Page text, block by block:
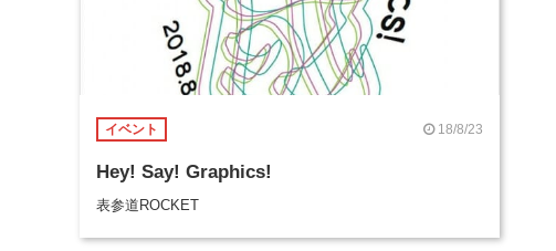
イベント 18/8/23
Hey! Say! Graphics!
表参道ROCKET